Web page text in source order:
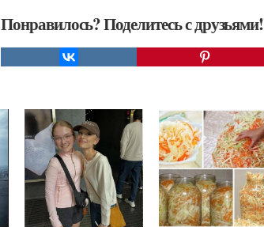
Понравилось? Поделитесь с друзьями!